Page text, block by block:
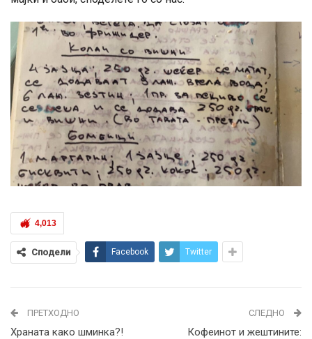
4,013
Сподели Facebook Twitter
ПРЕТХОДНО
Храната како шминка?!
СЛЕДНО
Кофеинот и жештините: